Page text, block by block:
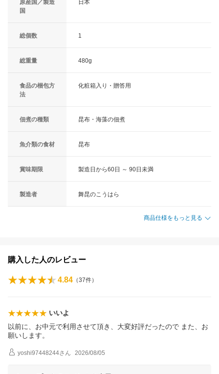
原産国／製造
国
日本
総個数 1
総重量 480g
食品の梱包方
法
化粧箱入り・贈答用
佃煮の種類 昆布・海藻の佃煮
魚介類の食材 昆布
賞味期限 製造日から60日 ～ 90日未満
製造者 舞昆のこうはら
商品仕様をもっと見る
購入した人のレビュー
4.84 （37件）
いいよ
以前に、お中元で利用させて頂き、大変好評だったので また、お
願いします。
yoshi97448244さん 2026/08/05